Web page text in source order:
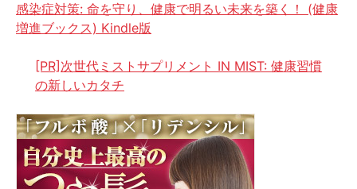
感染症対策: 命を守り、健康で明るい未来を築く！ (健康
増進ブックス) Kindle版
[PR]次世代ミストサプリメント IN MIST: 健康習慣
の新しいカタチ